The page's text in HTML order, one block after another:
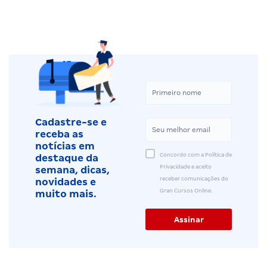
Cadastre-se e
receba as
notícias em
destaque da
semana, dicas,
novidades e
muito mais.
Concordo com a Política de
Privacidade e aceito
receber comunicações do
Gran Cursos Online.